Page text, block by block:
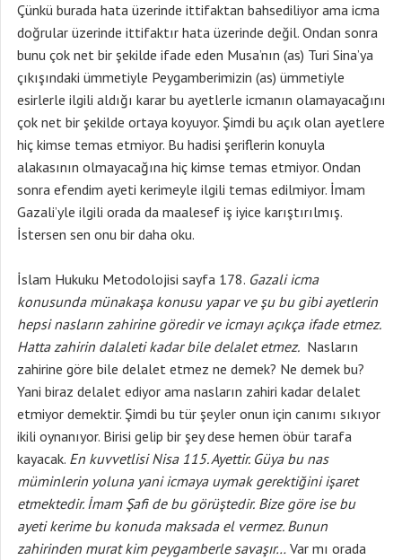
Çünkü burada hata üzerinde ittifaktan bahsediliyor ama icma
doğrular üzerinde ittifaktır hata üzerinde değil. Ondan sonra
bunu çok net bir şekilde ifade eden Musa’nın (as) Turi Sina’ya
çıkışındaki ümmetiyle Peygamberimizin (as) ümmetiyle
esirlerle ilgili aldığı karar bu ayetlerle icmanın olamayacağını
çok net bir şekilde ortaya koyuyor. Şimdi bu açık olan ayetlere
hiç kimse temas etmiyor. Bu hadisi şeriflerin konuyla
alakasının olmayacağına hiç kimse temas etmiyor. Ondan
sonra efendim ayeti kerimeyle ilgili temas edilmiyor. İmam
Gazali’yle ilgili orada da maalesef iş iyice karıştırılmış.
İstersen sen onu bir daha oku.
İslam Hukuku Metodolojisi sayfa 178. Gazali icma
konusunda münakaşa konusu yapar ve şu bu gibi ayetlerin
hepsi nasların zahirine göredir ve icmayı açıkça ifade etmez.
Hatta zahirin dalaleti kadar bile delalet etmez. Nasların
zahirine göre bile delalet etmez ne demek? Ne demek bu?
Yani biraz delalet ediyor ama nasların zahiri kadar delalet
etmiyor demektir. Şimdi bu tür şeyler onun için canımı sıkıyor
ikili oynanıyor. Birisi gelip bir şey dese hemen öbür tarafa
kayacak. En kuvvetlisi Nisa 115. Ayettir. Güya bu nas
müminlerin yoluna yani icmaya uymak gerektiğini işaret
etmektedir. İmam Şafi de bu görüştedir. Bize göre ise bu
ayeti kerime bu konuda maksada el vermez. Bunun
zahirinden murat kim peygamberle savaşır… Var mı orada